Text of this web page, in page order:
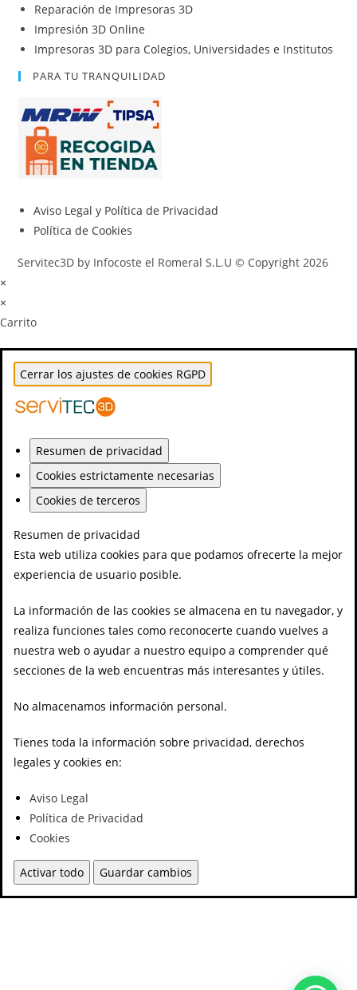
Reparación de Impresoras 3D
Impresión 3D Online
Impresoras 3D para Colegios, Universidades e Institutos
PARA TU TRANQUILIDAD
Aviso Legal y Política de Privacidad
Política de Cookies
Servitec3D by Infocoste el Romeral S.L.U © Copyright 2026
×
×
Carrito
Cerrar los ajustes de cookies RGPD
Resumen de privacidad
Cookies estrictamente necesarias
Cookies de terceros
Resumen de privacidad
Esta web utiliza cookies para que podamos ofrecerte la mejor
experiencia de usuario posible.
La información de las cookies se almacena en tu navegador, y
realiza funciones tales como reconocerte cuando vuelves a
nuestra web o ayudar a nuestro equipo a comprender qué
secciones de la web encuentras más interesantes y útiles.
No almacenamos información personal.
Tienes toda la información sobre privacidad, derechos
legales y cookies en:
Aviso Legal
Política de Privacidad
Cookies
Activar todo Guardar cambios